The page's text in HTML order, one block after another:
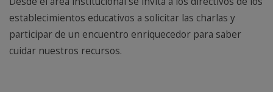
establecimientos educativos a solicitar las charlas y
participar de un encuentro enriquecedor para saber
cuidar nuestros recursos.